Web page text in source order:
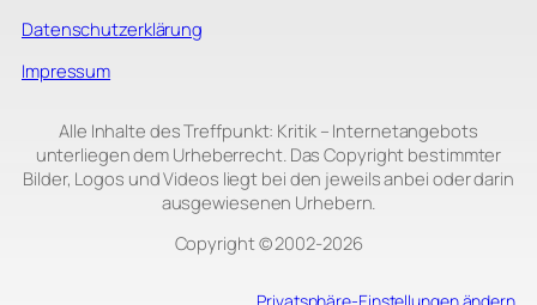
Datenschutzerklärung
Impressum
Alle Inhalte des Treffpunkt: Kritik – Internetangebots
unterliegen dem Urheberrecht. Das Copyright bestimmter
Bilder, Logos und Videos liegt bei den jeweils anbei oder darin
ausgewiesenen Urhebern.
Copyright © 2002‑2026